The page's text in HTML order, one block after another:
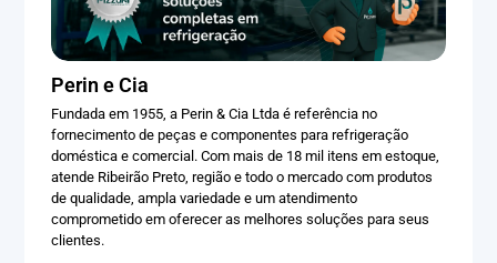
Perin e Cia
Fundada em 1955, a Perin & Cia Ltda é referência no
fornecimento de peças e componentes para refrigeração
doméstica e comercial. Com mais de 18 mil itens em estoque,
atende Ribeirão Preto, região e todo o mercado com produtos
de qualidade, ampla variedade e um atendimento
comprometido em oferecer as melhores soluções para seus
clientes.